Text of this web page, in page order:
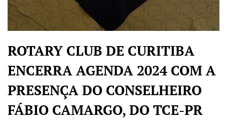
ROTARY CLUB DE CURITIBA
ENCERRA AGENDA 2024 COM A
PRESENÇA DO CONSELHEIRO
FÁBIO CAMARGO, DO TCE-PR